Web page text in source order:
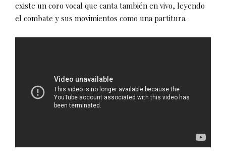
existe un coro vocal que canta también en vivo, leyendo
el combate y sus movimientos como una partitura.